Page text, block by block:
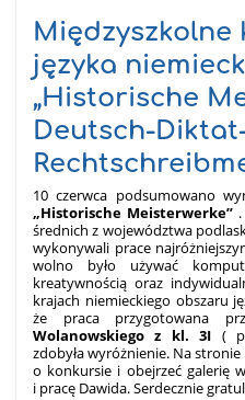
Międzyszkolne
języka
„Historische
Deutsch-
10 czerwca podsumowano
„Historische Meisterwerke”
średnich z województwa
wykonywali prace
wolno było używać
kreatywnością oraz
krajach niemieckiego obszaru
że praca przygotowana
Wolanowskiego z kl. 3I (
zdobyła wyróżnienie. Na
o konkursie i obejrzeć galerię
i pracę Dawida. Serdecznie